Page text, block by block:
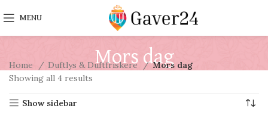
MENU
Mors dag
Home Duftlys & Duftfriskere
Mors dag
Showing all 4 results
Show sidebar